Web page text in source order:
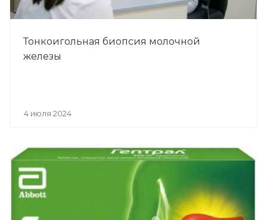
Тонкоигольная биопсия молочной
железы
4 июля 2024